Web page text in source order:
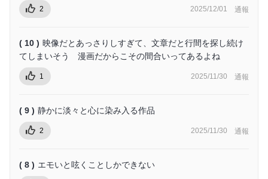
2 2025/12/01 通報
( 10 ) 映像だとあっさりしすぎて、文章だと行間を探し続け
てしまいそう 漫画だからこその間合いってあるよね
1 2025/11/30 通報
( 9 ) 静かに淡々と心に染み入る作品
2 2025/11/30 通報
( 8 ) エモいと呟くことしかできない